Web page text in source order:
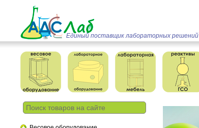
Единый поставщик лабораторных решений